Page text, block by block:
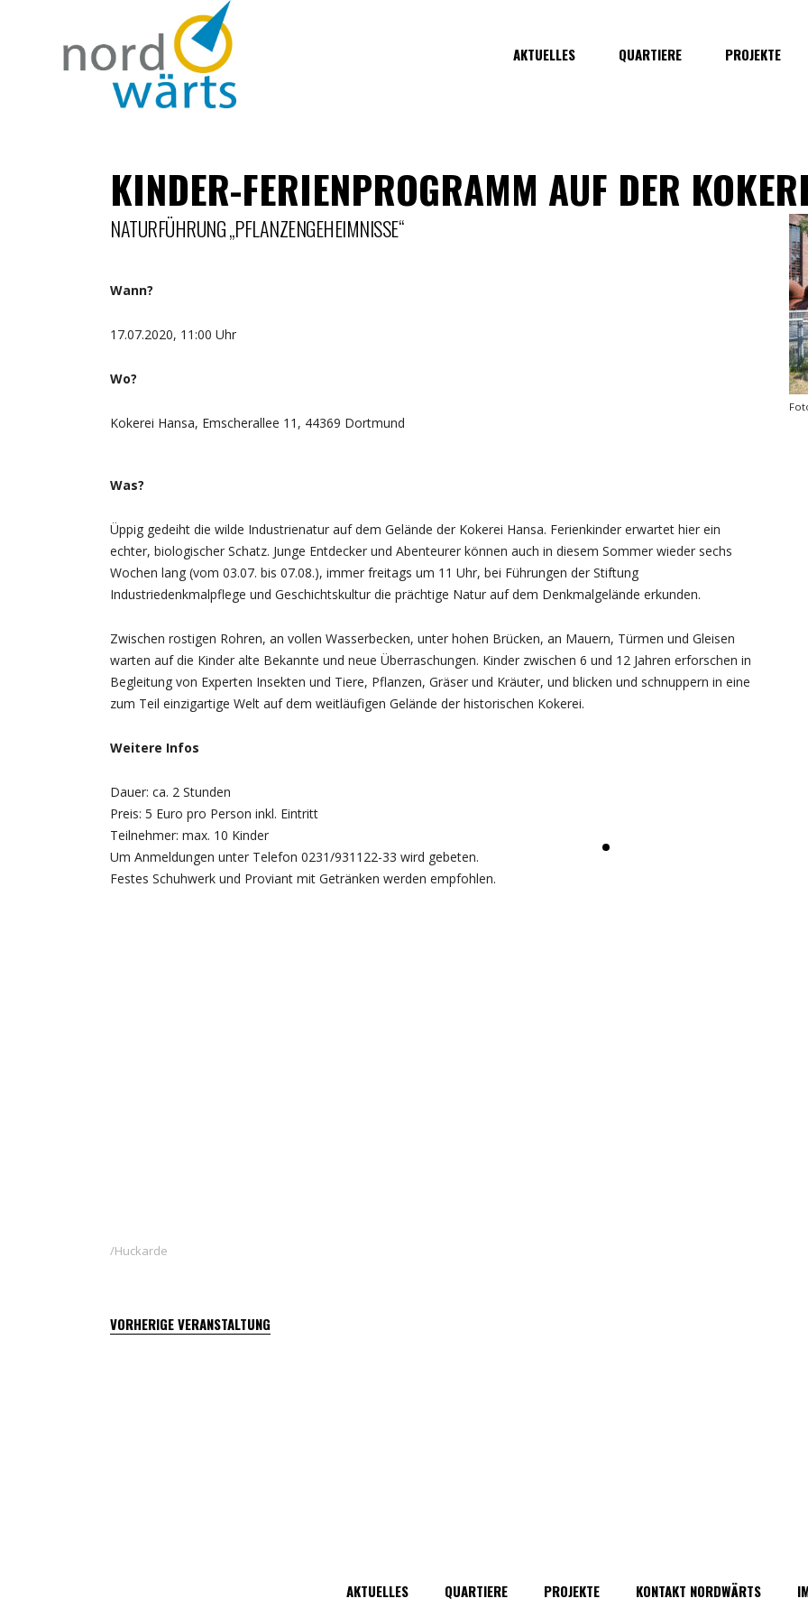
AKTUELLES QUARTIERE PROJEKTE
KINDER-FERIENPROGRAMM AUF DER
NATURFÜHRUNG „PFLANZENGEHEIMNISSE“
Wann?
17.07.2020, 11:00 Uhr
Wo?
Kokerei Hansa, Emscherallee 11, 44369 Dortmund
Was?
Üppig gedeiht die wilde Industrienatur auf dem Gelände der Kokerei Hansa. Ferienkinder erwartet hier ein
echter, biologischer Schatz. Junge Entdecker und Abenteurer können auch in diesem Sommer wieder sechs
Wochen lang (vom 03.07. bis 07.08.), immer freitags um 11 Uhr, bei Führungen der Stiftung
Industriedenkmalpflege und Geschichtskultur die prächtige Natur auf dem Denkmalgelände erkunden.
Zwischen rostigen Rohren, an vollen Wasserbecken, unter hohen Brücken, an Mauern, Türmen und Gleisen
warten auf die Kinder alte Bekannte und neue Überraschungen. Kinder zwischen 6 und 12 Jahren erforschen in
Begleitung von Experten Insekten und Tiere, Pflanzen, Gräser und Kräuter, und blicken und schnuppern in eine
zum Teil einzigartige Welt auf dem weitläufigen Gelände der historischen Kokerei.
Weitere Infos
Dauer: ca. 2 Stunden
Preis: 5 Euro pro Person inkl. Eintritt
Teilnehmer: max. 10 Kinder
Um Anmeldungen unter Telefon 0231/931122-33 wird gebeten.
Festes Schuhwerk und Proviant mit Getränken werden empfohlen.
Huckarde
VORHERIGE VERANSTALTUNG
AKTUELLES QUARTIERE PROJEKTE KONTAKT NORDWÄRTS